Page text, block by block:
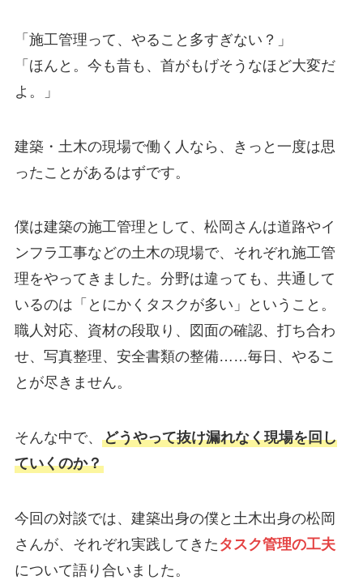
「施工管理って、やること多すぎない？」
「ほんと。今も昔も、首がもげそうなほど大変だ
よ。」
建築・土木の現場で働く人なら、きっと一度は思
ったことがあるはずです。
僕は建築の施工管理として、松岡さんは道路やイ
ンフラ工事などの土木の現場で、それぞれ施工管
理をやってきました。分野は違っても、共通して
いるのは「とにかくタスクが多い」ということ。
職人対応、資材の段取り、図面の確認、打ち合わ
せ、写真整理、安全書類の整備……毎日、やるこ
とが尽きません。
そんな中で、 どうやって抜け漏れなく現場を回し
ていくのか？
今回の対談では、建築出身の僕と土木出身の松岡
さんが、それぞれ実践してきた タスク管理の工夫
について語り合いました。